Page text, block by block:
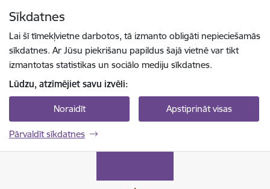
Sīkdatnes
Lai šī tīmekļvietne darbotos, tā izmanto obligāti nepieciešamās
sīkdatnes. Ar Jūsu piekrišanu papildus šajā vietnē var tikt
izmantotas statistikas un sociālo mediju sīkdatnes.
Lūdzu, atzīmējiet savu izvēli:
Noraidīt Apstiprināt visas
Pārvaldīt sīkdatnes